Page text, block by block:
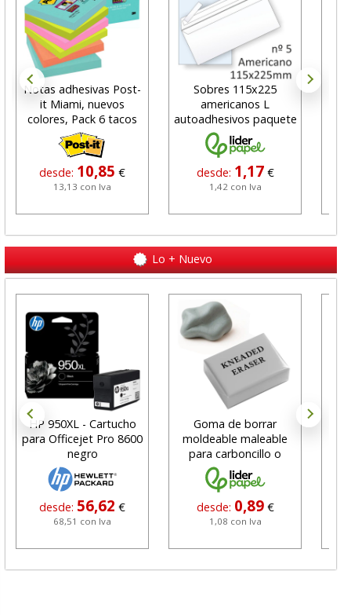
Notas adhesivas Post-
it Miami, nuevos
colores, Pack 6 tacos
desde: 10,85 €
13,13 con Iva
Sobres 115x225
americanos L
autoadhesivos paquete
25 uds
desde: 1,17 €
1,42 con Iva
Lo + Nuevo
HP 950XL - Cartucho
para Officejet Pro 8600
negro
desde: 56,62 €
68,51 con Iva
Goma de borrar
moldeable maleable
para carboncillo o
grafito
desde: 0,89 €
1,08 con Iva